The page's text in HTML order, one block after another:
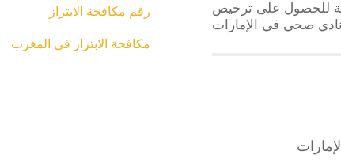
للحصول على ترخيص
نادي صحي في الإمارات
رقم مكافحة الابتزاز
مكافحة الابتزاز في المغرب